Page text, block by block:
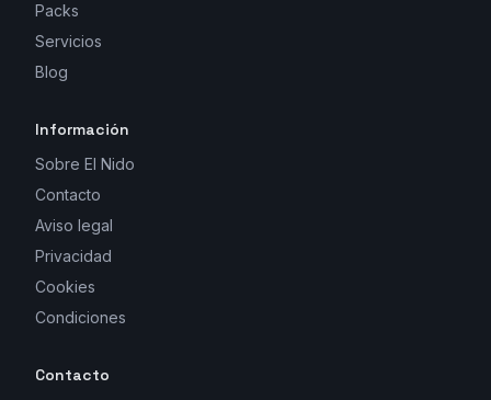
Packs
Servicios
Blog
Información
Sobre El Nido
Contacto
Aviso legal
Privacidad
Cookies
Condiciones
Contacto